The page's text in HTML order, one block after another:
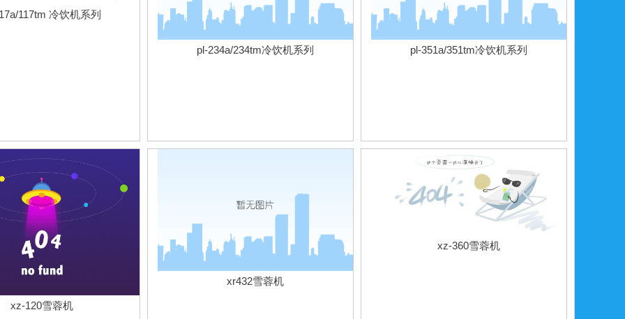
117tm 冷饮机系列
pl-234a/234tm冷饮机系列 pl-351a/351tm冷饮机系列
xz-120雪蓉机
xr432雪蓉机
xz-360雪蓉机